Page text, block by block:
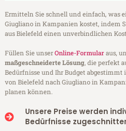
Ermitteln Sie schnell und einfach, was
Giugliano in Kampanien kostet, indem
aus Bielefeld einen unverbindlichen
Füllen Sie unserOnline-Formularaus,
maßgeschneiderte Lösung, die perfekt
Bedürfnisse und Ihr Budget abgestimmt
von Bielefeld nach Giugliano in
planen können.
Unsere Preise werden
Bedürfnisse